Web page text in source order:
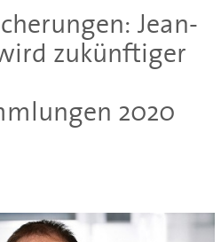
Jean-
zukünftiger
2020